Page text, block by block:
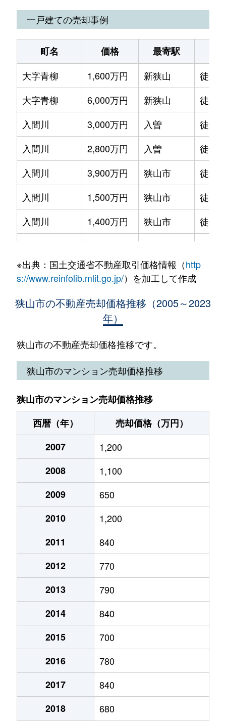
祇園
1,800万円
大字北入曽
400万円 入曽
徒歩18
大字北入曽
930万円 入曽
徒歩23
大字北入曽
860万円 狭山市
徒歩45
狭山台
570万円 狭山市
徒歩25
狭山台
350万円 狭山市
徒歩45
狭山台
300万円 狭山市
徒歩45
狭山台
550万円 狭山市
徒歩45
新狭山
290万円 狭山市
徒歩8
新狭山
1,700万円 新狭山
徒歩1
新狭山
1,100万円 新狭山
徒歩1
新狭山
1,600万円 新狭山
徒歩2
新狭山
780万円 新狭山
徒歩1
新狭山
2,900万円 南大塚
徒歩5
中央
510万円 狭山市
中央
550万円 狭山市
380万円
1万円
980万円
400万円
中央
1,500万円 狭山市
徒歩23
つつじ野
730万円 狭山市
徒歩29
つつじ野
980万円 狭山市
徒歩45
大字東三ツ木
1,700万円 新狭山
徒歩5
大字東三ツ木
800万円 新狭山
徒歩6
大字東三ツ木
180万円 新狭山
徒歩7
富士見
1,600万円 狭山市 徒歩15
入間川
1,000万円 狭山市
徒歩16
1,200万円 狭山市
柏原
300万円 狭山市
徒歩
柏原
160万円 狭山市
徒歩
柏原
1,700万円 狭山市
徒歩
大字上奥富
320万円 新狭山
徒歩
大字上奥富
2,700万円 新狭山
徒歩
祇園
1,300万円 狭山市
徒歩8
大字北入曽
9,800万円 入曽
徒歩
大字北入曽
2,300万円 入曽
徒歩23
大字北入曽
2,000万円 入曽
徒歩13
2,500万円
大字北入曽
650万円 入曽
大字笹井
4,300万円 入間市
狭山
1,900万円 狭山市
狭山
6,600万円 狭山市
6,500万円
大字下奥富
780万円
新狭山
3,800万円
新狭山
7,200万円
2,200万円
2,200万円
2,100万円
3,700万円
2,600万円
大字中新田
950万円
大字東三ツ木
1,100万円
3,200万円
一戸建ての売却事例
町名 価格 最寄駅
大字青柳
1,600万円 新狭山
徒歩
大字青柳
6,000万円 新狭山
徒歩
入間川
3,000万円 入曽
徒歩
入間川
2,800万円 入曽
徒歩
入間川
3,900万円 狭山市
徒歩3
入間川
1,500万円 狭山市
徒歩
入間川
1,400万円 狭山市
徒歩
入間川
2,200万円 狭山市
徒歩4
5,100万円
入間川
1,100万円 狭山市
入間川
2,900万円 狭山市
入間川
680万円 狭山市
徒歩
鵜ノ木
4,100万円 稲荷山公園
徒歩8
鵜ノ木
大字加佐志
1,300万円
大字加佐志
4,100万円
2,200万円
850万円
3,200万円
5,000万円
1,600万円
8,500万円
350万円
※出典：国土交通省不動産取引価格情報（http
s://www.reinfolib.mlit.go.jp/）を加工して作成
狭山市の不動産売却価格推移（2005～2023
年）
狭山市の不動産売却価格推移です。
狭山市のマンション売却価格推移
狭山市のマンション売却価格推移
西暦（年）
売却価格（万円）
2007
1,200
2008
1,100
2009
650
2010
1,200
2011
840
2012
770
2013
790
2014
840
2015
700
2016
780
2017
840
2018
680